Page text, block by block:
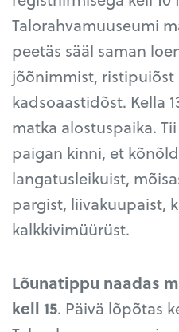
Talorahvamuuseumi
peetäs sääl saman
jõõnimmist,
kadsoaastidõst. Kella
matka alostuspaika.
paigan kinni, et
langatusleikuist,
pargist, liivakuupaist,
kalkkivimüürüst.
Lõunatippu naadas
kell 15. Päivä lõpõtas